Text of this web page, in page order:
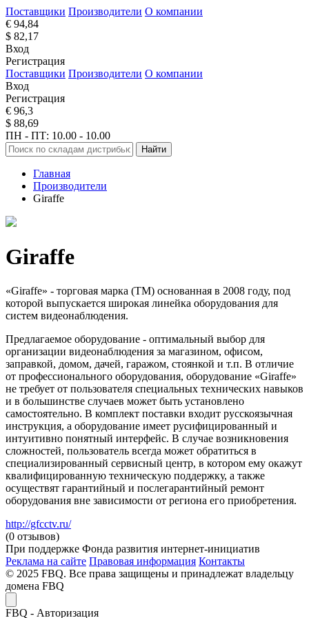
Поставщики Производители О компании
€ 94,84
$ 82,17
Вход
Регистрация
Поставщики Производители О компании
Вход
Регистрация
€ 96,3
$ 88,69
ПН - ПТ: 10.00 - 10.00
Найти
Главная
Производители
Giraffe
Giraffe
«Giraffe» - торговая марка (ТМ) основанная в 2008 году, под
которой выпускается широкая линейка оборудования для
систем видеонаблюдения.
Предлагаемое оборудование - оптимальный выбор для
организации видеонаблюдения за магазином, офисом,
заправкой, домом, дачей, гаражом, стоянкой и т.п. В отличие
от профессионального оборудования, оборудование «Giraffe»
не требует от пользователя специальных технических навыков
и в большинстве случаев может быть установлено
самостоятельно. В комплект поставки входит русскоязычная
инструкция, а оборудование имеет русифицированный и
интуитивно понятный интерфейс. В случае возникновения
сложностей, пользователь всегда может обратиться в
специализированный сервисный центр, в котором ему окажут
квалифицированную техническую поддержку, а также
осуществят гарантийный и послегарантийный ремонт
оборудования вне зависимости от региона его приобретения.
http://gfcctv.ru/
(0 отзывов)
При поддержке Фонда развития интернет-инициатив
Реклама на сайте Правовая информация Контакты
© 2025 FBQ. Все права защищены и принадлежат владельцу
домена FBQ
FBQ - Авторизация